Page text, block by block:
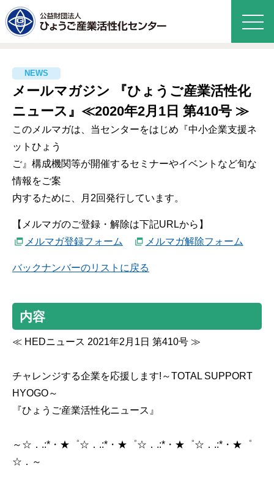
メールマガジン 『ひょうご産業活性化
ニュース』≪2020年2月1日 第410号 ≫
このメルマガは、当センターをはじめ『中小企業支援ネ
ットひょう
ご』構成機関等が開催するセミナーやイベントなど旬な
情報をご案
内するために、月2回発行しています。
【メルマガのご登録・解除は下記URLから】
メルマガ登録フォーム
メルマガ解除フォーム
バックナンバーのリストに戻る
内容
≪ HEDニュース 2021年2月1日 第410号 ≫
チャレンジする企業を応援します!～TOTAL SUPPORT
HYOGO～
『ひょうご産業活性化ニュース』
～☆．.:*・★゜☆．.:*・★゜☆．.:*・★゜☆．.:*・★゜
☆．～